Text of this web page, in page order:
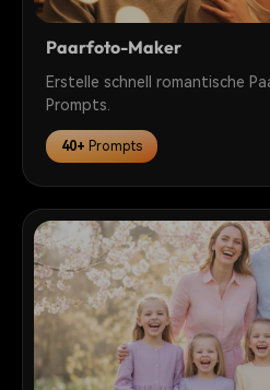
Paarfoto-Maker
Erstelle schnell romantische
Prompts.
40+ Prompts